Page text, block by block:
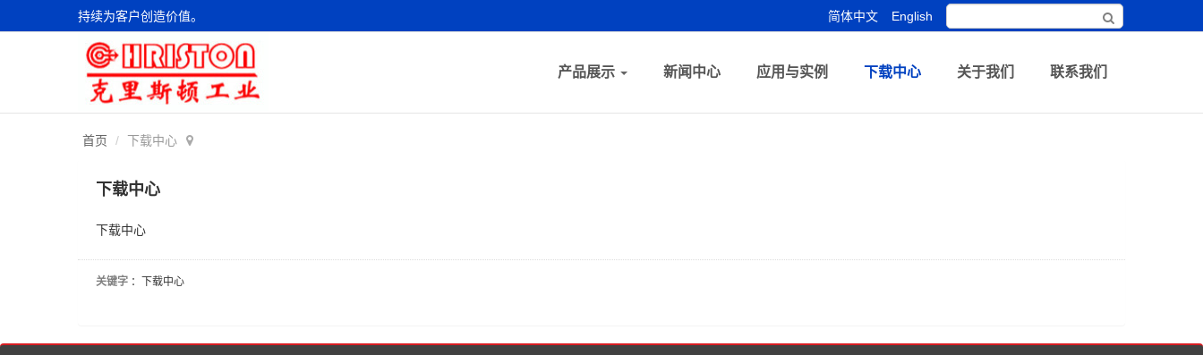
持续为客户创造价值。 简体中文 English
产品展示 新闻中心 应用与实例 下载中心 关于我们 联系我们
首页 下载中心
下载中心
下载中心
关键字 ：下载中心